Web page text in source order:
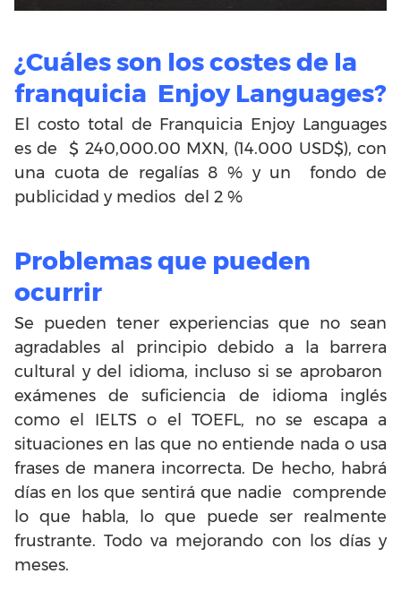
¿Cuáles son los costes de la
franquicia Enjoy Languages?
El costo total de Franquicia Enjoy Languages
es de $ 240,000.00 MXN, (14.000 USD$), con
una cuota de regalías 8 % y un fondo de
publicidad y medios del 2 %
Problemas que pueden
ocurrir
Se pueden tener experiencias que no sean
agradables al principio debido a la barrera
cultural y del idioma, incluso si se aprobaron
exámenes de suficiencia de idioma inglés
como el IELTS o el TOEFL, no se escapa a
situaciones en las que no entiende nada o usa
frases de manera incorrecta. De hecho, habrá
días en los que sentirá que nadie comprende
lo que habla, lo que puede ser realmente
frustrante. Todo va mejorando con los días y
meses.